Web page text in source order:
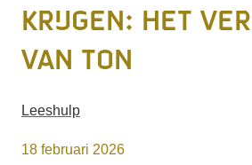
krijgen: het
van Ton
Leeshulp
18 februari 2026